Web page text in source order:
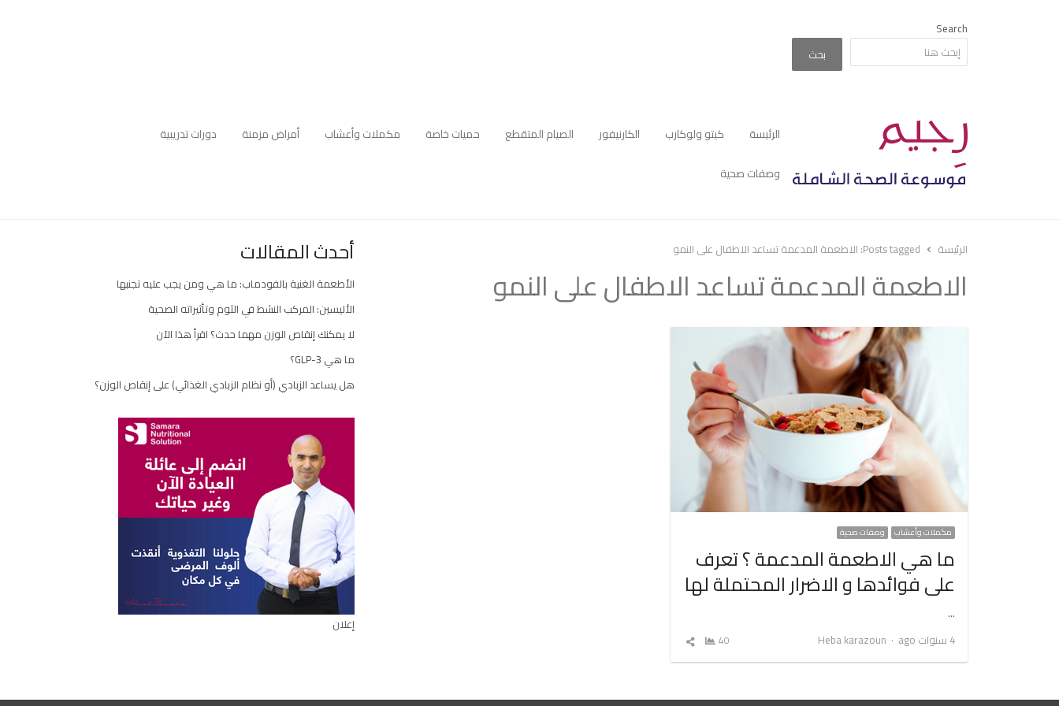
Search
بحث
الرئيسة كيتو ولوكارب الكارنيفور الصيام المتقطع حميات خاصة مكملات وأعشاب أمراض مزمنة
دورات تدريبية
وصفات صحية
الرئيسة Posts tagged: الاطعمة المدعمة تساعد الاطفال على النمو
الاطعمة المدعمة تساعد الاطفال على النمو
مكملات وأعشاب وصفات صحية
ما هي الاطعمة المدعمة ؟ تعرف
على فوائدها و الاضرار المحتملة لها
…
4 سنوات ago
Author
Heba karazoun
40
شارك
أحدث المقالات
الأطعمة الغنية بالفودماب: ما هي ومن يجب عليه تجنبها
الأليسين: المركب النشط في الثوم وتأثيراته الصحية
لا يمكنك إنقاص الوزن مهما حدث؟ اقرأ هذا الآن
ما هي GLP-3؟
هل يساعد الزبادي (أو نظام الزبادي الغذائي) على إنقاص الوزن؟
إعلان